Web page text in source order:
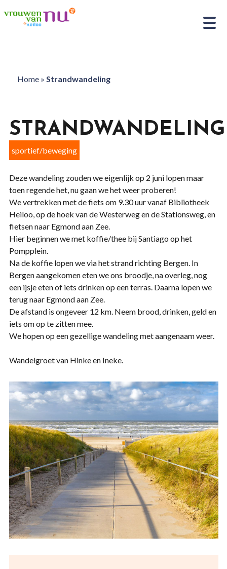
Home» Strandwandeling
STRANDWANDELING
sportief/beweging
Deze wandeling zouden we eigenlijk op 2 juni lopen maar
toen regende het, nu gaan we het weer proberen!
We vertrekken met de fiets om 9.30 uur vanaf Bibliotheek
Heiloo, op de hoek van de Westerweg en de Stationsweg, en
fietsen naar Egmond aan Zee.
Hier beginnen we met koffie/thee bij Santiago op het
Pompplein.
Na de koffie lopen we via het strand richting Bergen. In
Bergen aangekomen eten we ons broodje, na overleg, nog
een ijsje eten of iets drinken op een terras. Daarna lopen we
terug naar Egmond aan Zee.
De afstand is ongeveer 12 km. Neem brood, drinken, geld en
iets om op te zitten mee.
We hopen op een gezellige wandeling met aangenaam weer.
Wandelgroet van Hinke en Ineke.